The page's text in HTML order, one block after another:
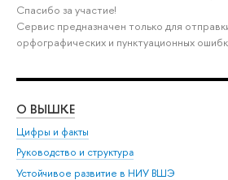
Спасибо за участие!
Сервис предназначен только для
орфографических и пунктуационных
О ВЫШКЕ
Цифры и факты
Руководство и структура
Устойчивое развитие в НИУ ВШЭ